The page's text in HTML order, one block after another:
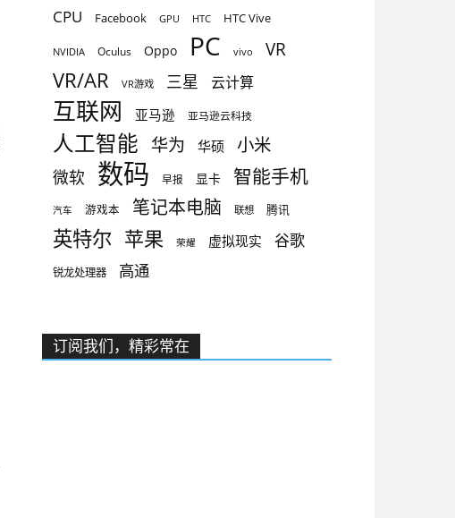
CPU Facebook GPU HTC HTC Vive
NVIDIA Oculus Oppo PC vivo VR
VR/AR VR游戏 三星 云计算
互联网 亚马逊 亚马逊云科技
人工智能 华为 华硕 小米
微软 数码 早报 显卡 智能手机
汽车 游戏本 笔记本电脑 联想 腾讯
英特尔 苹果 荣耀 虚拟现实 谷歌
锐龙处理器 高通
订阅我们，精彩常在